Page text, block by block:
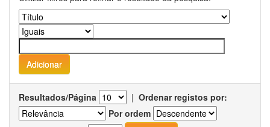
Resultados/Página | Ordenar registos por:
Por ordem